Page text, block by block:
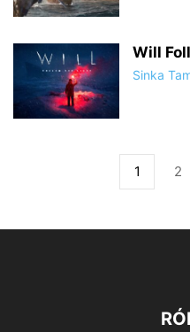
Will
Sinka
1 2